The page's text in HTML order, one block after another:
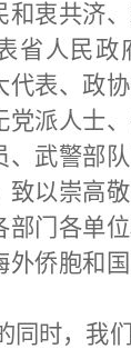
衷共济
省人民政
代表、政
党派人士
、武警部
致以崇高
部门各单
外侨胞和
同时，我